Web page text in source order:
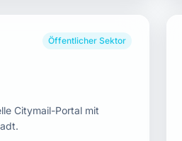
Öffentlicher Sektor
Citymail-Portal mit